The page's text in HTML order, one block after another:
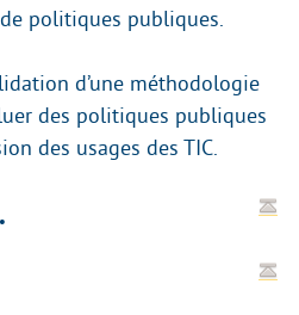
politiques publiques.
d’une méthodologie
des politiques publiques
des usages des TIC.